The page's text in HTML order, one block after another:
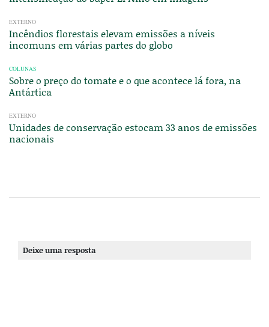
EXTERNO
Incêndios florestais elevam emissões a níveis
incomuns em várias partes do globo
COLUNAS
Sobre o preço do tomate e o que acontece lá fora, na
Antártica
EXTERNO
Unidades de conservação estocam 33 anos de emissões
nacionais
Deixe uma resposta